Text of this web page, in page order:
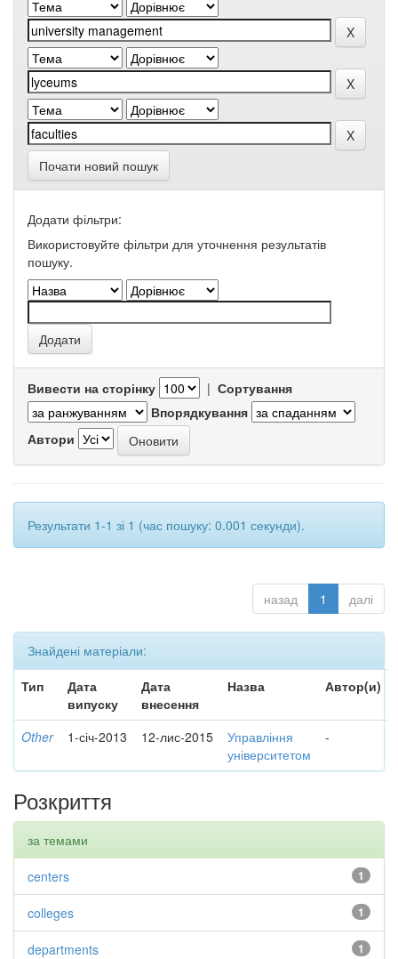
Почати новий пошук
Додати фільтри:
Використовуйте фільтри для уточнення результатів
пошуку.
Вивести на сторінку | Сортування
Впорядкування
Автори
Результати 1-1 зі 1 (час пошуку: 0.001 секунди).
назад 1 далі
Знайдені матеріали:
Тип
Дата
випуску
Дата
внесення
Назва Автор(и)
Other 1-січ-2013 12-лис-2015
Управління
університетом
-
Розкриття
за темами
1
centers
1
colleges
1
departments